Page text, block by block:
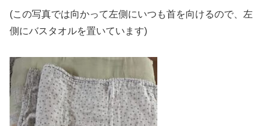
(この写真では向かって左側にいつも首を向けるので、左
側にバスタオルを置いています)